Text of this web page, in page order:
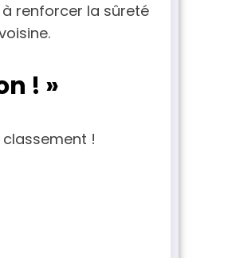
renforcer la sûreté
! »
!